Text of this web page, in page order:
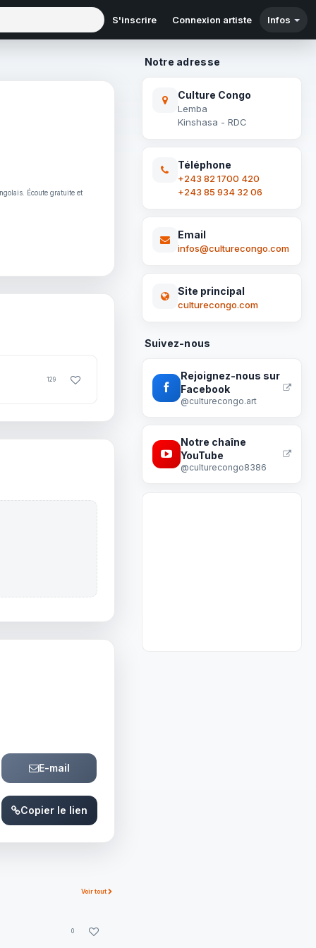
S'inscrire Connexion artiste Infos
Écoute gratuite et
129
E-mail
Copier le lien
Voir tout
0
Notre adresse
Culture Congo
Lemba
Kinshasa - RDC
Téléphone
+243 82 1700 420
+243 85 934 32 06
Email
infos@culturecongo.com
Site principal
culturecongo.com
Suivez-nous
Rejoignez-nous sur
Facebook
@culturecongo.art
Notre chaîne
YouTube
@culturecongo8386